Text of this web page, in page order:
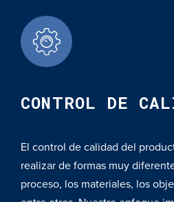
CONTROL DE
El control de calidad del
realizar de formas muy
proceso, los materiales, los